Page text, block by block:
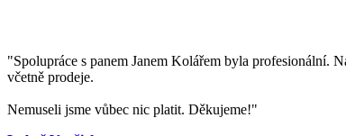
"Spolupráce s panem Janem Kolářem byla profesionální.
včetně prodeje.
Nemuseli jsme vůbec nic platit. Děkujeme!"